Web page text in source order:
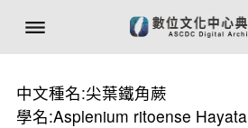
中文種名:尖葉鐵角蕨
學名:Asplenium ritoense Hayata